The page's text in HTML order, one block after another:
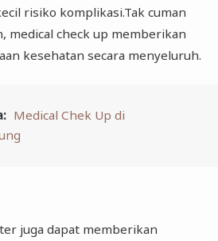
risiko komplikasi.Tak cuman
medical check up memberikan
kesehatan secara menyeluruh.
Medical Chek Up di
juga dapat memberikan